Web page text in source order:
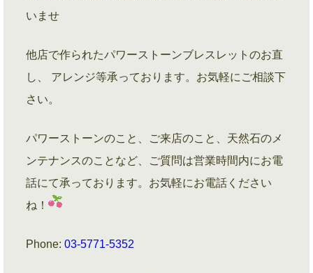
いませ
他店で作られたパワーストーンブレスレットのお直
し、 アレンジ等承っております。お気軽にご相談下
さい。
パワーストーンのこと、ご来店のこと、天然石のメ
ンテナンスのことなど、ご質問は営業時間内にお電
話にて承っております。お気軽にお電話ください
ね！
Phone: 03-5771-5352